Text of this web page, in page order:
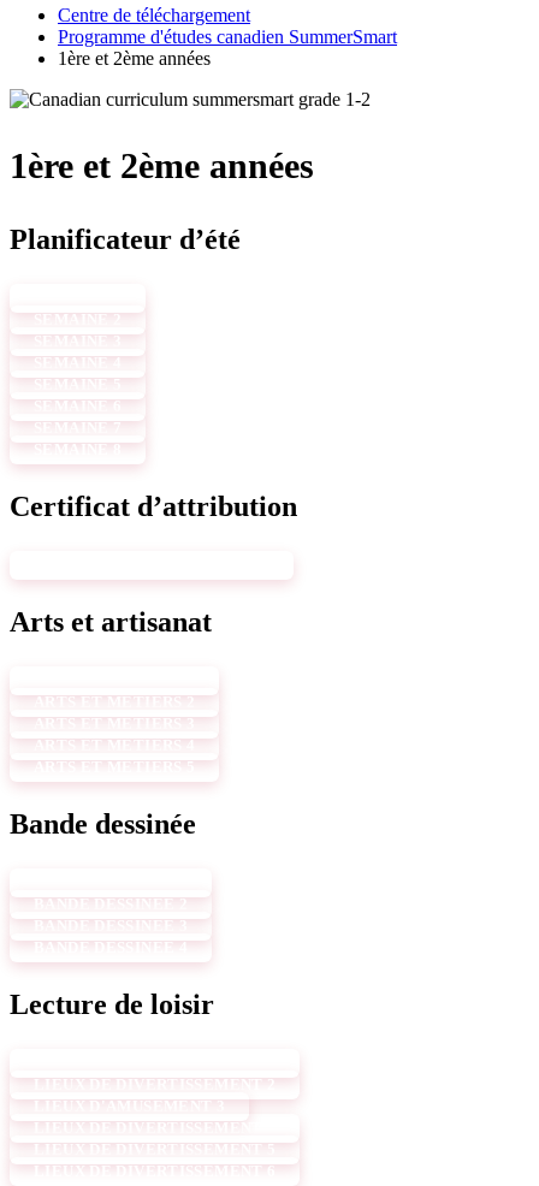
Centre de téléchargement
Programme d'études canadien SummerSmart
1ère et 2ème années
1ère et 2ème années
Planificateur d’été
SEMAINE 2
SEMAINE 3
SEMAINE 4
SEMAINE 5
SEMAINE 6
SEMAINE 7
SEMAINE 8
Certificat d’attribution
Arts et artisanat
ARTS ET MÉTIERS 2
ARTS ET MÉTIERS 3
ARTS ET MÉTIERS 4
ARTS ET MÉTIERS 5
Bande dessinée
BANDE DESSINÉE 2
BANDE DESSINÉE 3
BANDE DESSINÉE 4
Lecture de loisir
LIEUX DE DIVERTISSEMENT 2
LIEUX D'AMUSEMENT 3
LIEUX DE DIVERTISSEMENT 4
LIEUX DE DIVERTISSEMENT 5
LIEUX DE DIVERTISSEMENT 6